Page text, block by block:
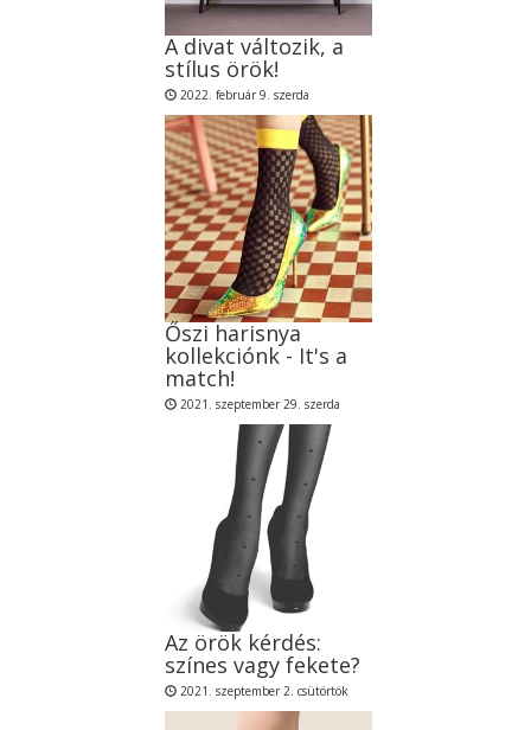
A divat változik, a
stílus örök!
2022. február 9. szerda
Őszi harisnya
kollekciónk - It's a
match!
2021. szeptember 29. szerda
Az örök kérdés:
színes vagy fekete?
2021. szeptember 2. csütörtök